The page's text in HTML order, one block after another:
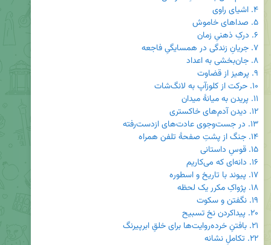
۴. اشیای راوی
۵. صداهای خاموش
۶. درکِ ذهنیِ زمان
۷. جریانِ زندگی در همسایگیِ فاجعه
۸. جان‌بخشی به اعداد
۹. پرهیز از قضاوت
۱۰. حرکت از کلوزآپ به لانگ‌شات
۱۱. پریدن به میانۀ میدان
۱۲. دیدن آدم‌های خاکستری
۱۳. در جست‌وجوی عادت‌های ازدست‌رفته
۱۴. جنگ از پشتِ صفحۀ تلفن همراه
۱۵. قوسِ داستانی
۱۶. دانه‌ای که می‌کاریم
۱۷. پیوند با تاریخ و اسطوره
۱۸. پژواکِ مکرر یک لحظه
۱۹. نگفتن و سکوت
۲۰. پیداکردن نخ تسبیح
۲۱. بافتنِ خرده‌روایت‌ها برای خلقِ ابرپیرنگ
۲۲. تکاملِ نشانه